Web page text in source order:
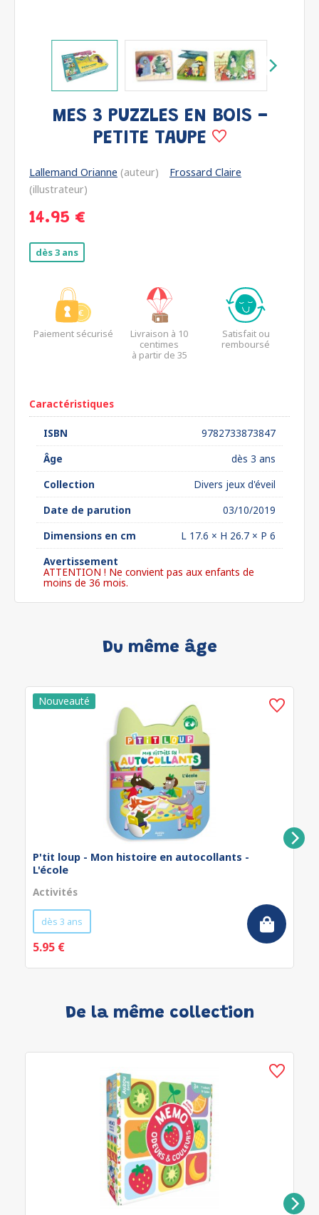
MES 3 PUZZLES EN BOIS -
PETITE TAUPE
Lallemand Orianne (auteur)
Frossard Claire
(illustrateur)
14.95 €
dès 3 ans
Paiement sécurisé
Livraison à 10
centimes
à partir de 35
Satisfait ou
remboursé
Caractéristiques
ISBN
9782733873847
Âge
dès 3 ans
Collection
Divers jeux d'éveil
Date de parution
03/10/2019
Dimensions en cm
L 17.6 × H 26.7 × P 6
Avertissement
ATTENTION ! Ne convient pas aux enfants de
moins de 36 mois.
Du même âge
P'tit loup - Mon histoire en autocollants -
L'école
Activités
dès 3 ans
5.95 €
De la même collection